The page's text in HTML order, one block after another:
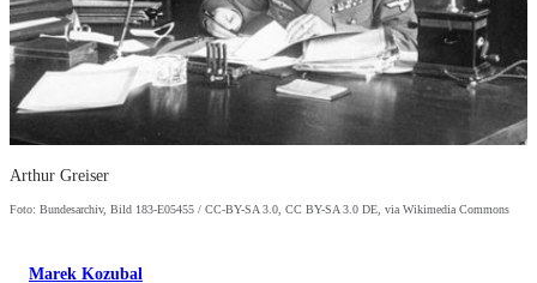
Arthur Greiser
Foto: Bundesarchiv, Bild 183-E05455 / CC-BY-SA 3.0, CC BY-SA 3.0 DE, via Wikimedia Commons
Marek Kozubal